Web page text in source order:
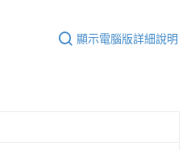
顯示電腦版詳細說明